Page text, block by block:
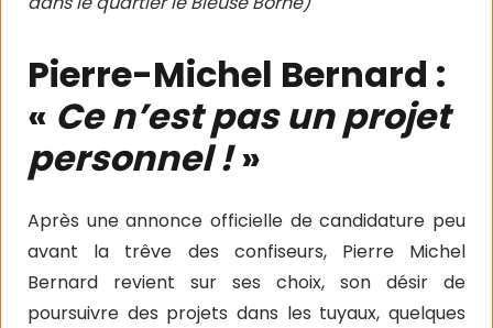
Pierre-Michel Bernard :
« Ce n’est pas un projet
personnel !»
Après une annonce officielle de candidature peu
avant la trêve des confiseurs, Pierre Michel
Bernard revient sur ses choix, son désir de
poursuivre des projets dans les tuyaux, quelques